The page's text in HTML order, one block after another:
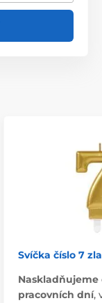
Svíčka číslo 7
Naskladňujeme
pracovních dní,